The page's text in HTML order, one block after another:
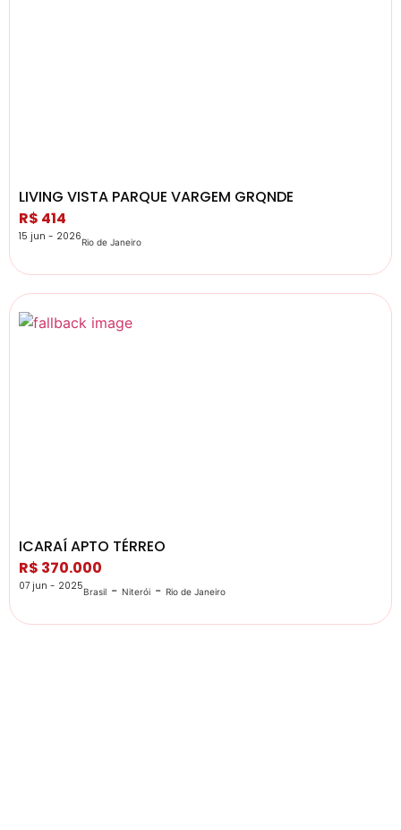
LIVING VISTA PARQUE VARGEM GRQNDE
R$ 414
15 jun - 2026Rio de Janeiro
ICARAÍ APTO TÉRREO
R$ 370.000
07 jun - 2025Brasil - Niterói - Rio de Janeiro